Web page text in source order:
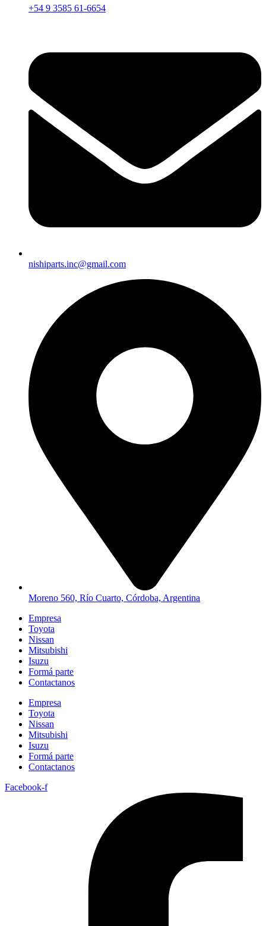
+54 9 3585 61-6654
nishiparts.inc@gmail.com
Moreno 560, Río Cuarto, Córdoba, Argentina
Empresa
Toyota
Nissan
Mitsubishi
Isuzu
Formá parte
Contactanos
Empresa
Toyota
Nissan
Mitsubishi
Isuzu
Formá parte
Contactanos
Facebook-f